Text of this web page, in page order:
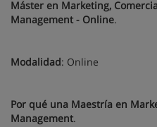
Máster en Marketing,
Management - Online.
Modalidad: Online
Por qué una Maestría en
Management.